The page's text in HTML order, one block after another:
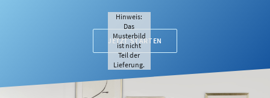
JETZT STARTEN
Hinweis:
Das
Musterbild
ist nicht
Teil der
Lieferung.